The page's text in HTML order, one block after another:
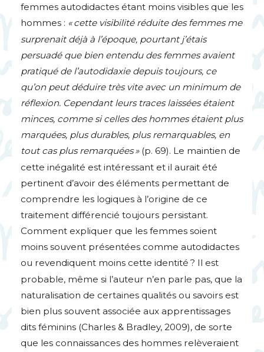
femmes autodidactes étant moins visibles que les
hommes : « cette visibilité réduite des femmes me
surprenait déjà à l’époque, pourtant j’étais
persuadé que bien entendu des femmes avaient
pratiqué de l’autodidaxie depuis toujours, ce
qu’on peut déduire très vite avec un minimum de
réflexion. Cependant leurs traces laissées étaient
minces, comme si celles des hommes étaient plus
marquées, plus durables, plus remarquables, en
tout cas plus remarquées »(p. 69). Le maintien de
cette inégalité est intéressant et il aurait été
pertinent d’avoir des éléments permettant de
comprendre les logiques à l’origine de ce
traitement différencié toujours persistant.
Comment expliquer que les femmes soient
moins souvent présentées comme autodidactes
ou revendiquent moins cette identité ? Il est
probable, même si l’auteur n’en parle pas, que la
naturalisation de certaines qualités ou savoirs est
bien plus souvent associée aux apprentissages
dits féminins (Charles & Bradley, 2009), de sorte
que les connaissances des hommes relèveraient